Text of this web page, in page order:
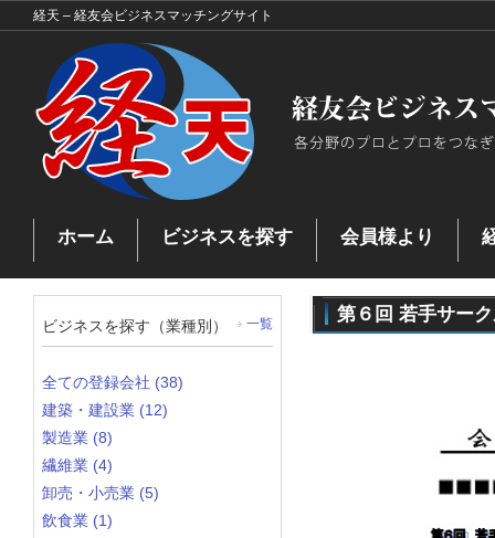
経天 – 経友会ビジネスマッチングサイト
お問い合わせ ビジネスを探す ビジネスマッチングとは
ホーム ビジネスを探す 会員様より
第６回 若手サー
ビジネスを探す（業種別） 一覧
全ての登録会社 (38)
建築・建設業 (12)
製造業 (8)
繊維業 (4)
卸売・小売業 (5)
飲食業 (1)